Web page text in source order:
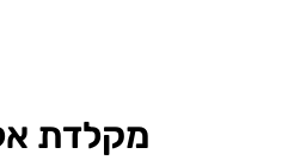
מקלדת